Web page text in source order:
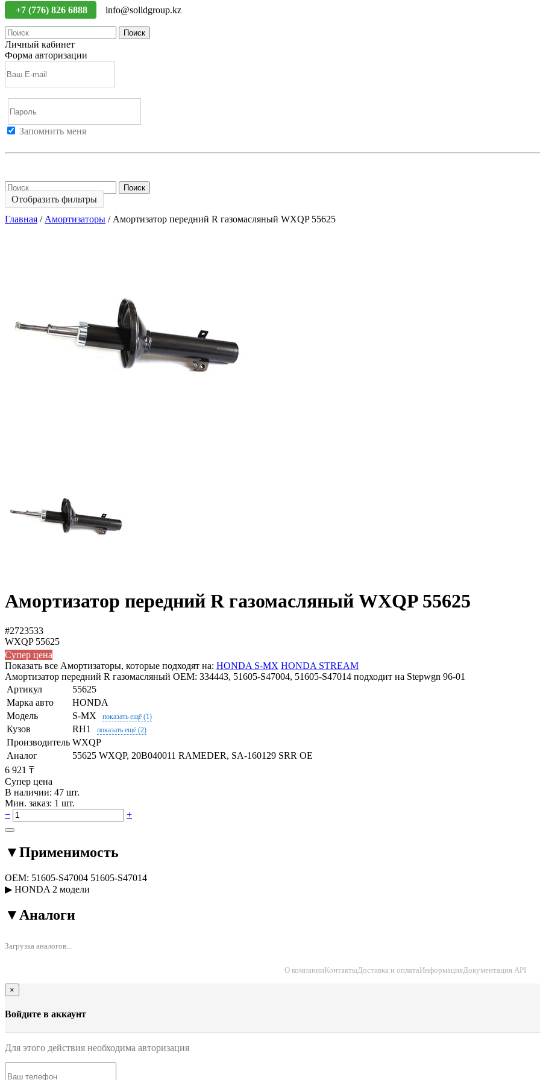
+7 (776) 826 6888 info@solidgroup.kz
Поиск
Личный кабинет
Форма авторизации
Запомнить меня
Поиск
Отобразить фильтры
Главная / Амортизаторы / Амортизатор передний R газомасляный WXQP 55625
Амортизатор передний R газомасляный WXQP 55625
#2723533
WXQP 55625
Супер цена
Показать все Амортизаторы, которые подходят на: HONDA S-MX HONDA STREAM
Амортизатор передний R газомасляный OEM: 334443, 51605-S47004, 51605-S47014 подходит на Stepwgn 96-01
Артикул
55625
Марка авто
HONDA
Модель
S-MX показать ещё (1)
Кузов RH1 показать ещё (2)
Производитель WXQP
Аналог
55625 WXQP, 20B040011 RAMEDER, SA-160129 SRR OE
6 921 ₸
Супер цена
В наличии: 47 шт.
Мин. заказ: 1 шт.
−
+
▼Применимость
OEM: 51605-S47004 51605-S47014
▶ HONDA 2 модели
▼ Аналоги
Загрузка аналогов...
О компанииКонтактыДоставка и оплатаИнформацияДокументация API
×
Войдите в аккаунт
Для этого действия необходима авторизация